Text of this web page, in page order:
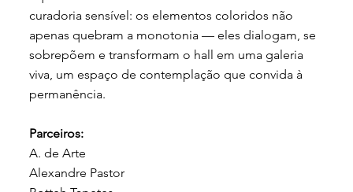
curadoria sensível: os elementos coloridos não
apenas quebram a monotonia — eles dialogam, se
sobrepõem e transformam o hall em uma galeria
viva, um espaço de contemplação que convida à
permanência.
Parceiros:
A. de Arte
Alexandre Pastor